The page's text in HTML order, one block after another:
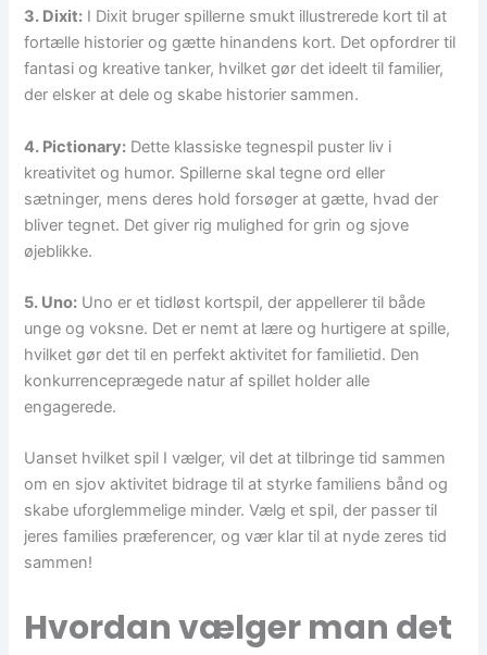
3. Dixit: I Dixit bruger spillerne smukt illustrerede kort til at
fortælle historier og gætte hinandens kort. Det opfordrer til
fantasi og kreative tanker, hvilket gør det ideelt til familier,
der elsker at dele og skabe historier sammen.
4. Pictionary: Dette klassiske tegnespil puster liv i
kreativitet og humor. Spillerne skal tegne ord eller
sætninger, mens deres hold forsøger at gætte, hvad der
bliver tegnet. Det giver rig mulighed for grin og sjove
øjeblikke.
5. Uno: Uno er et tidløst kortspil, der appellerer til både
unge og voksne. Det er nemt at lære og hurtigere at spille,
hvilket gør det til en perfekt aktivitet for familietid. Den
konkurrenceprægede natur af spillet holder alle
engagerede.
Uanset hvilket spil I vælger, vil det at tilbringe tid sammen
om en sjov aktivitet bidrage til at styrke familiens bånd og
skabe uforglemmelige minder. Vælg et spil, der passer til
jeres families præferencer, og vær klar til at nyde zeres tid
sammen!
Hvordan vælger man det